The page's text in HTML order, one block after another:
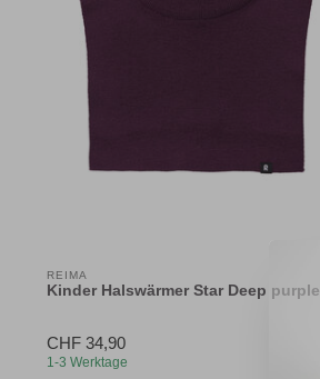
REIMA
Kinder Halswärmer Star Deep purple
CHF 34,90
1-3 Werktage